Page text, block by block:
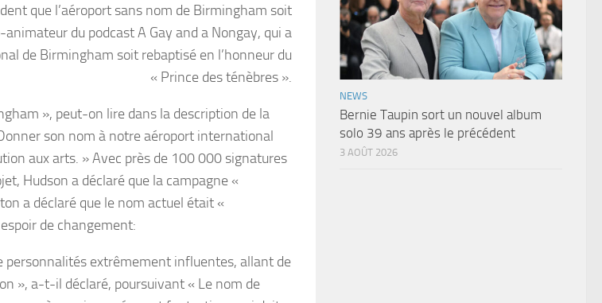
que l’aéroport sans nom de Birmingham soit
du podcast A Gay and a Nongay, qui a
de Birmingham soit rebaptisé en l’honneur du
« Prince des ténèbres ».
», peut-on lire dans la description de la
son nom à notre aéroport international
aux arts. » Avec près de 100 000 signatures
Hudson a déclaré que la campagne «
a déclaré que le nom actuel était «
de changement:
extrêmement influentes, allant de
», a-t-il déclaré, poursuivant « Le nom de
NEWS
Bernie Taupin sort un nouvel album
solo 39 ans après le précédent
3 AOÛT 2026